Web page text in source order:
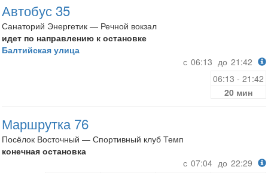
Автобус 35
Санаторий Энергетик — Речной вокзал
идет по направлению к остановке
Балтийская улица
с 06:13 до 21:42
06:13 - 21:42
20 мин
Маршрутка 76
Посёлок Восточный — Спортивный клуб Темп
конечная остановка
с 07:04 до 22:29